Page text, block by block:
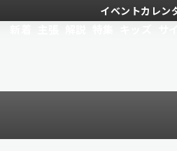
イベントカレン